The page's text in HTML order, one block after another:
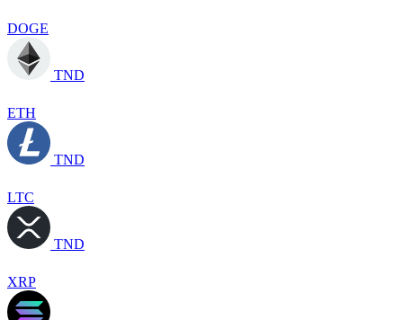
DOGE
TND
ETH
TND
LTC
TND
XRP